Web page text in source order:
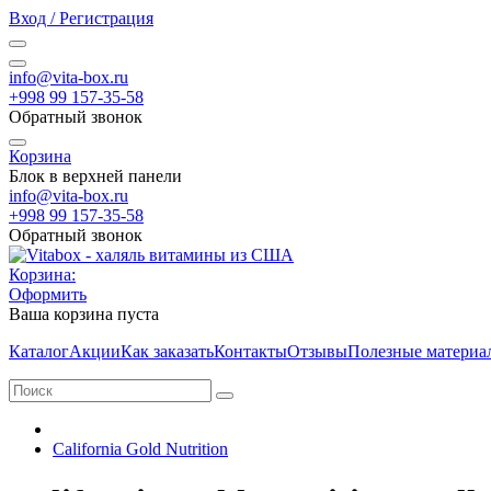
Вход / Регистрация
info@vita-box.ru
+998 99 157-35-58
Обратный звонок
Корзина
Блок в верхней панели
info@vita-box.ru
+998 99 157-35-58
Обратный звонок
Корзина:
Оформить
Ваша корзина пуста
КаталогАкцииКак заказатьКонтактыОтзывыПолезные
California Gold Nutrition